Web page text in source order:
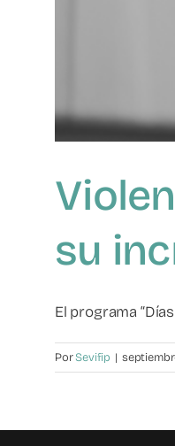
su
El programa
PorSevifip |